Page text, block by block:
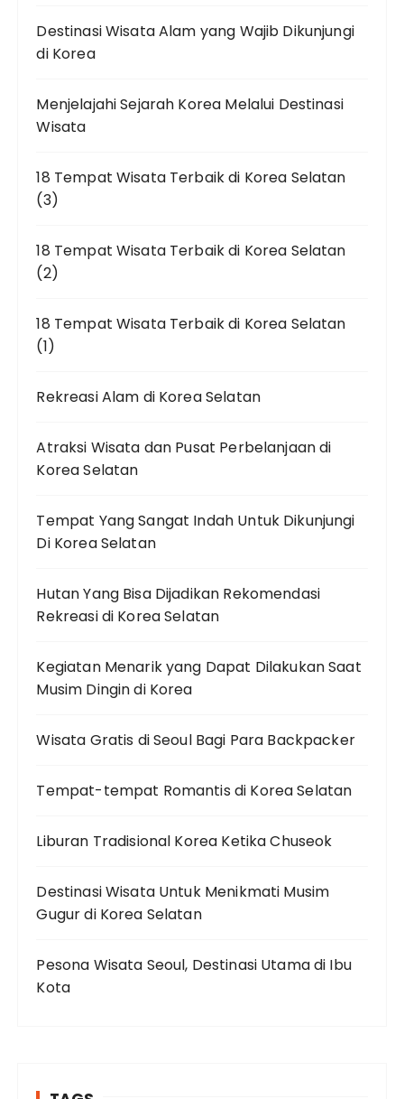
Destinasi Wisata Alam yang Wajib Dikunjungi
di Korea
Menjelajahi Sejarah Korea Melalui Destinasi
Wisata
18 Tempat Wisata Terbaik di Korea Selatan
(3)
18 Tempat Wisata Terbaik di Korea Selatan
(2)
18 Tempat Wisata Terbaik di Korea Selatan
(1)
Rekreasi Alam di Korea Selatan
Atraksi Wisata dan Pusat Perbelanjaan di
Korea Selatan
Tempat Yang Sangat Indah Untuk Dikunjungi
Di Korea Selatan
Hutan Yang Bisa Dijadikan Rekomendasi
Rekreasi di Korea Selatan
Kegiatan Menarik yang Dapat Dilakukan Saat
Musim Dingin di Korea
Wisata Gratis di Seoul Bagi Para Backpacker
Tempat-tempat Romantis di Korea Selatan
Liburan Tradisional Korea Ketika Chuseok
Destinasi Wisata Untuk Menikmati Musim
Gugur di Korea Selatan
Pesona Wisata Seoul, Destinasi Utama di Ibu
Kota